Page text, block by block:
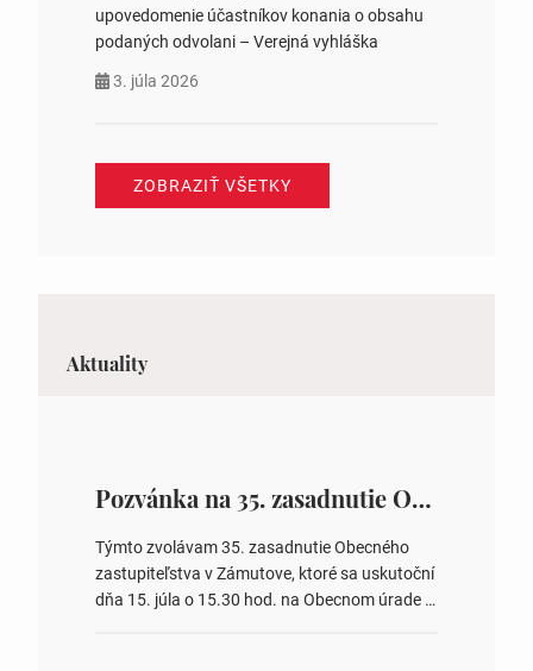
upovedomenie účastníkov konania o obsahu
podaných odvolani – Verejná vyhláška
3. júla 2026
ZOBRAZIŤ VŠETKY
Aktuality
Pozvánka na 35. zasadnutie OZ v Zámutove
Týmto zvolávam 35. zasadnutie Obecného
zastupiteľstva v Zámutove, ktoré sa uskutoční
dňa 15. júla o 15.30 hod. na Obecnom úrade v